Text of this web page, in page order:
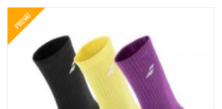
PROMO